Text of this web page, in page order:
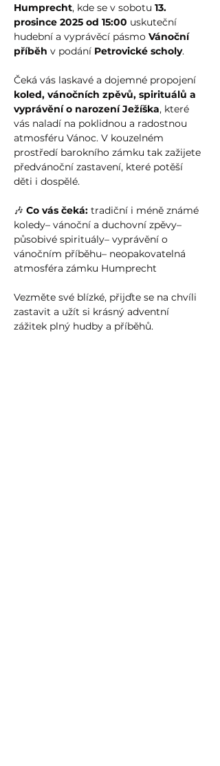
Humprecht, kde se v sobotu 13.
prosince 2025 od 15:00 uskuteční
hudební a vyprávěcí pásmo Vánoční
příběh v podání Petrovické scholy.
Čeká vás laskavé a dojemné propojení
koled, vánočních zpěvů, spirituálů a
vyprávění o narození Ježíška, které
vás naladí na poklidnou a radostnou
atmosféru Vánoc. V kouzelném
prostředí barokního zámku tak zažijete
předvánoční zastavení, které potěší
děti i dospělé.
🎶 Co vás čeká: tradiční i méně známé
koledy– vánoční a duchovní zpěvy–
působivé spirituály– vyprávění o
vánočním příběhu– neopakovatelná
atmosféra zámku Humprecht
Vezměte své blízké, přijďte se na chvíli
zastavit a užít si krásný adventní
zážitek plný hudby a příběhů.